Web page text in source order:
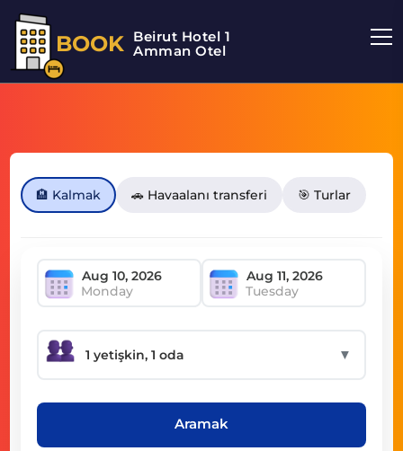
BOOK Beirut Hotel 1
Amman Otel
🏨 Kalmak 🚗 Havaalanı transferi 🎯 Turlar
Monday Tuesday
▼
Aramak